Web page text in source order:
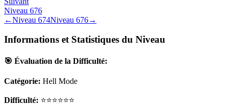
Niveau 676
←Niveau 674Niveau 676→
Informations et Statistiques du Niveau
🎯 Évaluation de la Difficulté:
Catégorie: Hell Mode
Difficulté: ⭐⭐⭐⭐⭐⭐